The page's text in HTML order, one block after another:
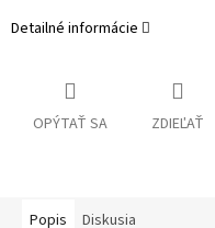
Detailné informácie
OPÝTAŤ SA ZDIEĽAŤ
Popis Diskusia